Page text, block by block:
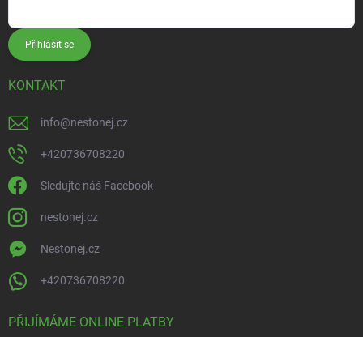
Přihlásit se
KONTAKT
info@nestonej.cz
+420736708220
Sledujte náš Facebook
nestonej.cz
Nestonej.cz
+420736708220
PŘIJÍMÁME ONLINE PLATBY